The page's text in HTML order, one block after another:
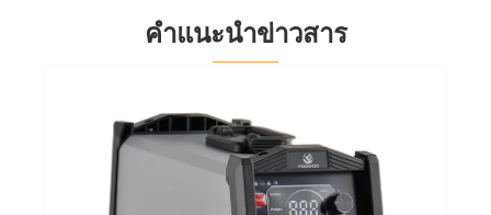
คำแนะนำข่าวสาร